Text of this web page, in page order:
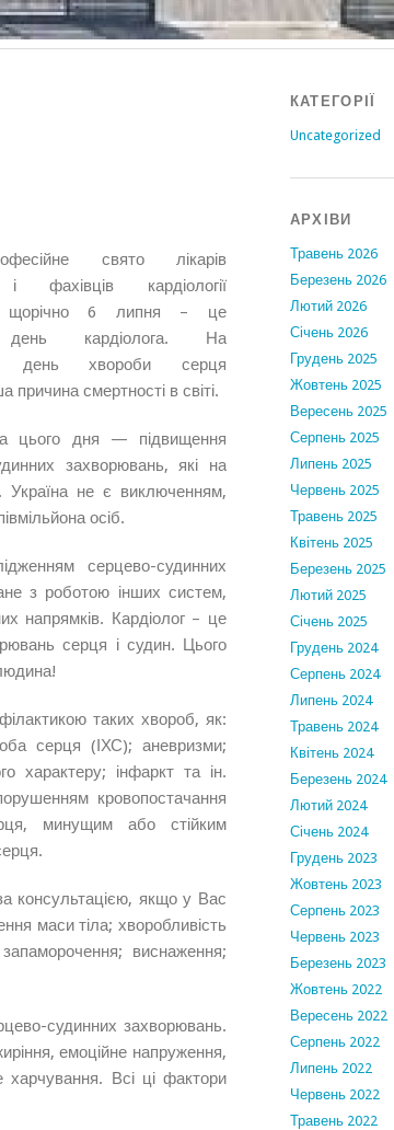
свято лікарів
і фахівців кардіології
щорічно 6 липня – це
день кардіолога. На
день хвороби серця
причина смертності в світі.
цього дня — підвищення
захворювань, які на
Україна не є виключенням,
осіб.
серцево-судинних
з роботою інших систем,
напрямків. Кардіолог – це
серця і судин. Цього
таких хвороб, як:
серця (ІХС); аневризми;
характеру; інфаркт та ін.
кровопостачання
минущим або стійким
консультацією, якщо у Вас
маси тіла; хворобливість
виснаження;
судинних захворювань.
емоційне напруження,
харчування. Всі ці фактори
КАТЕГОРІЇ
Uncategorized
АРХІВИ
Травень 2026
Березень 2026
Лютий 2026
Січень 2026
Грудень 2025
Жовтень 2025
Вересень 2025
Серпень 2025
Липень 2025
Червень 2025
Травень 2025
Квітень 2025
Березень 2025
Лютий 2025
Січень 2025
Грудень 2024
Серпень 2024
Липень 2024
Травень 2024
Квітень 2024
Березень 2024
Лютий 2024
Січень 2024
Грудень 2023
Жовтень 2023
Серпень 2023
Червень 2023
Березень 2023
Жовтень 2022
Вересень 2022
Серпень 2022
Липень 2022
Червень 2022
Травень 2022